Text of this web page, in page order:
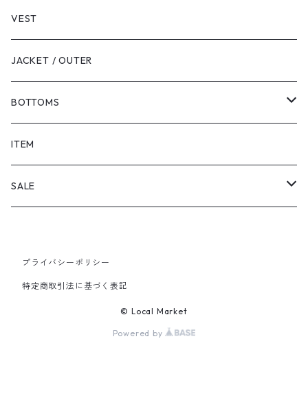
VEST
JACKET / OUTER
BOTTOMS
SHORTS
PANTS
ITEM
SALE
PANTS
プライバシーポリシー
特定商取引法に基づく表記
© Local Market
Powered by